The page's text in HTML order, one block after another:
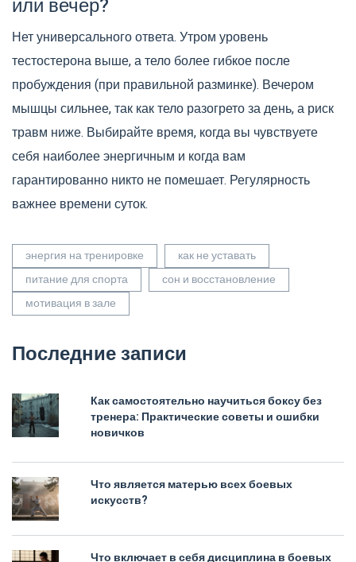
или вечер?
Нет универсального ответа. Утром уровень
тестостерона выше, а тело более гибкое после
пробуждения (при правильной разминке). Вечером
мышцы сильнее, так как тело разогрето за день, а риск
травм ниже. Выбирайте время, когда вы чувствуете
себя наиболее энергичным и когда вам
гарантированно никто не помешает. Регулярность
важнее времени суток.
энергия на тренировке
как не уставать
питание для спорта
сон и восстановление
мотивация в зале
Последние записи
Как самостоятельно научиться боксу без
тренера: Практические советы и ошибки
новичков
Что является матерью всех боевых
искусств?
Что включает в себя дисциплина в боевых